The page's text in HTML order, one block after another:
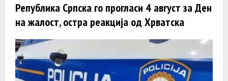
Република Српска го прогласи 4 август за Ден
на жалост, остра реакција од Хрватска